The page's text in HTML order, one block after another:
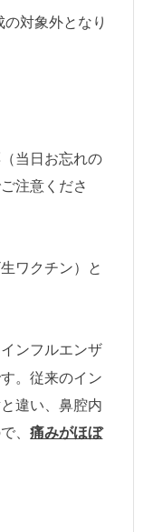
対象外となり
当日お忘れの
注意くださ
ワクチン）と
インフルエンザ
。従来のイン
違い、鼻腔内
、痛みがほぼ